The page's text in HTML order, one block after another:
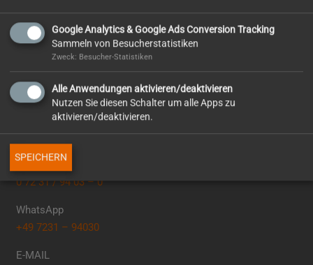
So erreichen Sie uns
Otto Wolf GmbH
Erasmusstr. 4
75172 Pforzheim
TELEFON
0 72 31 / 94 03 – 0
WhatsApp
+49 7231 – 94030
E-MAIL
Google Analytics & Google Ads Conversion Tracking
Sammeln von Besucherstatistiken
Zweck: Besucher-Statistiken
Alle Anwendungen aktivieren/deaktivieren
Nutzen Sie diesen Schalter um alle Apps zu
aktivieren/deaktivieren.
SPEICHERN